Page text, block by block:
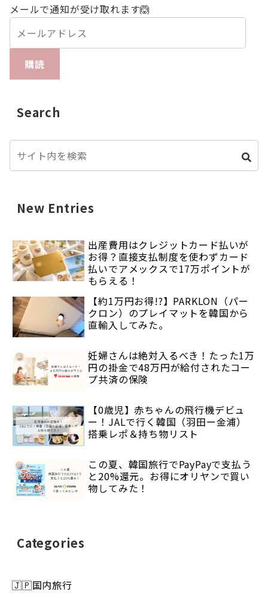
メールで通知が受け取れます🙆
購読
Search
New Entries
出産費用はクレジットカード払いが
お得？直接支払制度を使わずカード
払いでアメックスで17万ポイントが
もらえる！
【約1万円お得!?】PARKLON（パー
クロン）のプレイマットを韓国から
直輸入してみた。
妊婦さんは絶対入るべき！たった1万
円の掛金で48万円が給付されたコー
プ共済の保険
【0歳児】赤ちゃんの飛行機デビュ
ー！JALで行く韓国（羽田ー金浦）
搭乗レポ＆持ち物リスト
この夏、韓国旅行でPayPayで支払う
と20%還元。お得にオリヤンで買い
物してみた！
Categories
🇯🇵国内旅行